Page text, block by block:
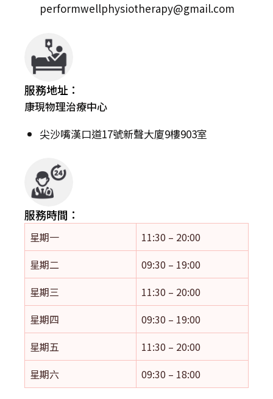
performwellphysiotherapy@gmail.com
服務地址：
康現物理治療中心
尖沙嘴漢口道17號新聲大廈9樓903室
服務時間：
星期一
11:30 – 20:00
星期二
09:30 – 19:00
星期三
11:30 – 20:00
星期四
09:30 – 19:00
星期五
11:30 – 20:00
星期六
09:30 – 18:00